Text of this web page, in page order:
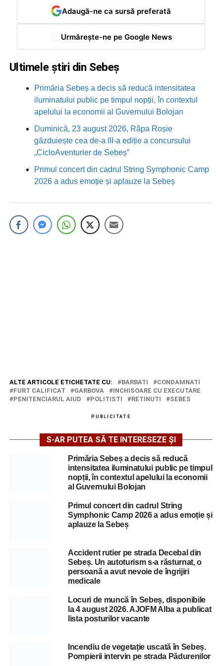
Adaugă-ne ca sursă preferată
Urmărește-ne pe Google News
Ultimele știri din Sebeș
Primăria Sebeș a decis să reducă intensitatea
iluminatului public pe timpul nopții, în contextul
apelului la economii al Guvernului Bolojan
Duminică, 23 august 2026, Râpa Roșie
găzduiește cea de-a III-a ediție a concursului
„CicloAventurier de Sebeș”
Primul concert din cadrul String Symphonic Camp
2026 a adus emoție și aplauze la Sebeș
ALTE ARTICOLE ETICHETATE CU: BARBATI
CONDAMNATI
FURT CALIFICAT
GARBOVA
INCHISOARE CU EXECUTARE
PENITENCIARUL AIUD
POLITISTI RETINUTI SEBES
PUBLICITATE
S-AR PUTEA SĂ TE INTERESEZE ȘI
Primăria Sebeș a decis să reducă
intensitatea iluminatului public pe timpul
nopții, în contextul apelului la economii
al Guvernului Bolojan
Primul concert din cadrul String
Symphonic Camp 2026 a adus emoție și
aplauze la Sebeș
Accident rutier pe strada Decebal din
Sebeș. Un autoturism s-a răsturnat, o
persoană a avut nevoie de îngrijiri
medicale
Locuri de muncă în Sebeș, disponibile
la 4 august 2026. AJOFM Alba a publicat
lista posturilor vacante
Incendiu de vegetație uscată în Sebeș.
Pompierii intervin pe strada Pădurenilor